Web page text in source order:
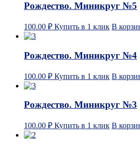
Рождество. Миникруг №5
100.00 ₽ Купить в 1 клик В
Рождество. Миникруг №4
100.00 ₽ Купить в 1 клик В
Рождество. Миникруг №3
100.00 ₽ Купить в 1 клик В